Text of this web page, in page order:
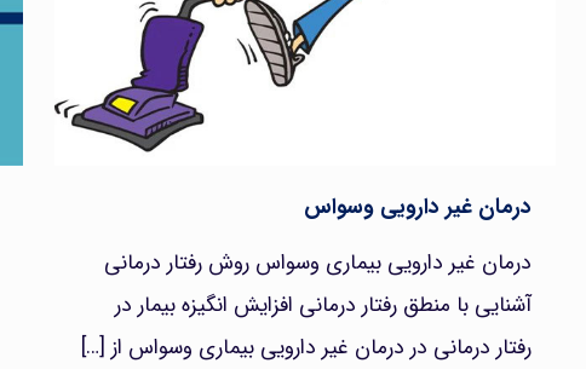
درمان غیر دارویی وسواس
درمان غیر دارویی بیماری وسواس روش رفتار درمانی
آشنایی با منطق رفتار درمانی افزایش انگیزه بیمار در
رفتار درمانی در درمان غیر دارویی بیماری وسواس از […]